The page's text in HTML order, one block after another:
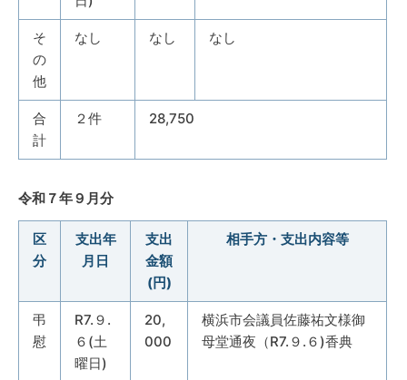
そ
の
他
なし なし なし
合
計
２件 28,750
令和７年９月分
区
分
支出年
月日
支出
金額
(円)
相手方・支出内容等
弔
慰
R7.９.
６(土
曜日)
20,
000
横浜市会議員佐藤祐文様御
母堂通夜（R7.９.６)香典